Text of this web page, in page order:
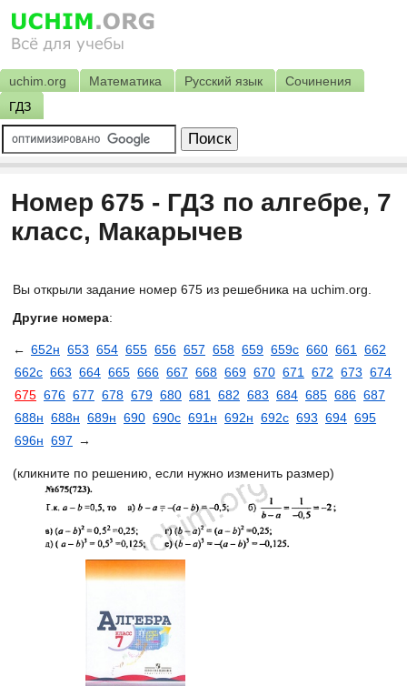
uchim.org Математика Русский язык
Сочинения
ГДЗ
Номер 675 - ГДЗ по алгебре, 7
класс, Макарычев
Вы открыли задание номер 675 из решебника на uchim.org.
Другие номера:
← 652н 653 654 655 656 657 658 659 659с 660 661
662
662с 663 664 665 666 667 668 669 670 671 672 673 674
675 676 677 678 679 680 681 682 683 684 685 686 687
688н 688н 689н 690 690с 691н 692н 692с 693 694 695
696н 697 →
(кликните по решению, если нужно изменить размер)